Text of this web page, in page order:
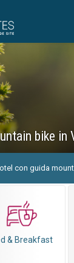
bike in
con guida
& Breakfast